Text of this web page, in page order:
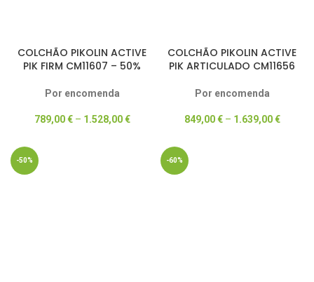
COLCHÃO PIKOLIN ACTIVE
PIK FIRM CM11607 – 50%
Por encomenda
789,00€– 1.528,00€
COLCHÃO PIKOLIN ACTIVE
PIK ARTICULADO CM11656
Por encomenda
849,00€– 1.639,00€
-50% -60%